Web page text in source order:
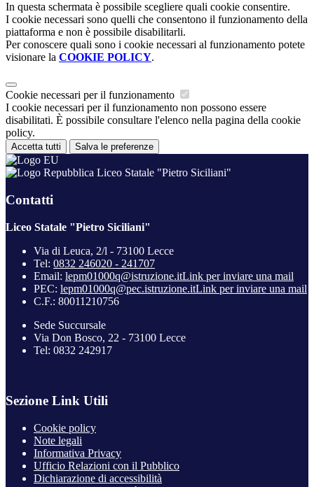
In questa schermata è possibile scegliere quali cookie consentire.
I cookie necessari sono quelli che consentono il funzionamento della
piattaforma e non è possibile disabilitarli.
Per conoscere quali sono i cookie necessari al funzionamento potete
visionare la COOKIE POLICY.
Cookie necessari per il funzionamento
I cookie necessari per il funzionamento non possono essere
disabilitati. È possibile consultare l'elenco nella pagina della cookie
policy.
Accetta tutti Salva le preferenze
Liceo Statale "Pietro Siciliani"
Contatti
Liceo Statale "Pietro Siciliani"
Via di Leuca, 2/l - 73100 Lecce
Tel: 0832 246020 - 241707
Email: lepm01000q@istruzione.itLink per inviare una mail
PEC: lepm01000q@pec.istruzione.itLink per inviare una mail
C.F.: 80011210756
Sede Succursale
Via Don Bosco, 22 - 73100 Lecce
Tel: 0832 242917
Sezione Link Utili
Cookie policy
Note legali
Informativa Privacy
Ufficio Relazioni con il Pubblico
Dichiarazione di accessibilità